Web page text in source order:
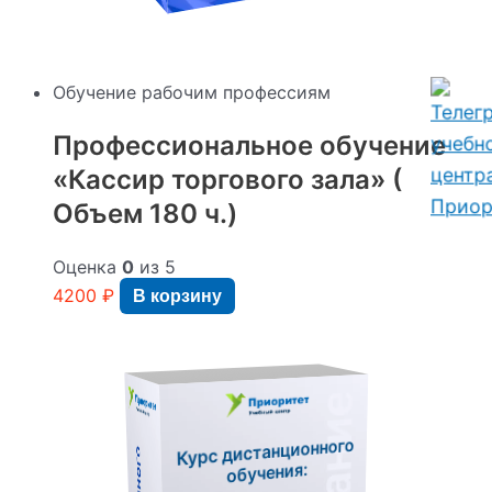
Обучение рабочим профессиям
Профессиональное обучение
«Кассир торгового зала» (
Объем 180 ч.)
Оценка 0 из 5
4200 ₽ В корзину
Курс дистанционного
обучения: